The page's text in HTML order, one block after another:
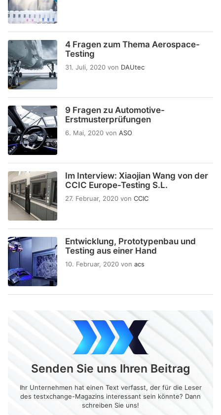
4 Fragen zum Thema Aerospace-
Testing
31. Juli, 2020 von DAUtec
9 Fragen zu Automotive-
Erstmusterprüfungen
6. Mai, 2020 von ASO
Im Interview: Xiaojian Wang von der
CCIC Europe-Testing S.L.
27. Februar, 2020 von CCIC
Entwicklung, Prototypenbau und
Testing aus einer Hand
10. Februar, 2020 von acs
Senden Sie uns Ihren Beitrag
Ihr Unternehmen hat einen Text verfasst, der für die Leser
des testxchange-Magazins interessant sein könnte? Dann
schreiben Sie uns!